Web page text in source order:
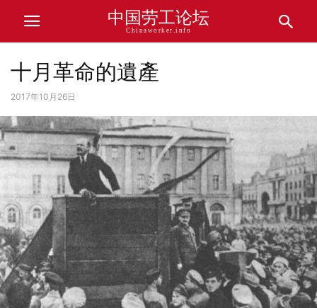
中国劳工论坛
Chinaworker.info
十月革命的遺產
2017年10月26日